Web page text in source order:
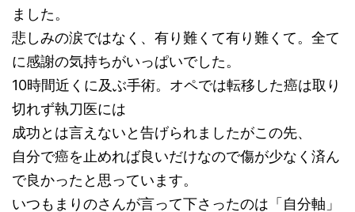
ました。
悲しみの涙ではなく、有り難くて有り難くて。全て
に感謝の気持ちがいっぱいでした。
10時間近くに及ぶ手術。オペでは転移した癌は取り
切れず執刀医には
成功とは言えないと告げられましたがこの先、
自分で癌を止めれば良いだけなので傷が少なく済ん
で良かったと思っています。
いつもまりのさんが言って下さったのは「自分軸」